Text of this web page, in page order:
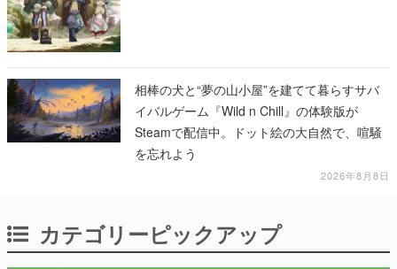
相棒の犬と“夢の山小屋”を建てて暮らすサバ
イバルゲーム『Wild n Chill』の体験版が
Steamで配信中。ドット絵の大自然で、喧騒
を忘れよう
2026年8月8日
カテゴリーピックアップ